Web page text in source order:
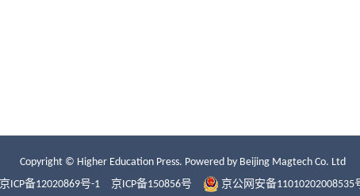
Copyright © Higher Education Press. Powered by Beijing Magtech Co. Ltd
京ICP备12020869号-1
京ICP备150856号 京公网安备11010202008535